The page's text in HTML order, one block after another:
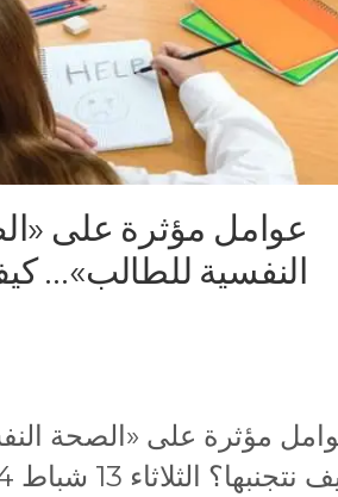
عوامل مؤثرة على
النفسية للطالب»…
مؤثرة على «الصحة